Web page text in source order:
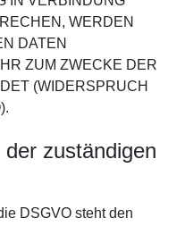
WERDEN
DATEN
ZUM ZWECKE DER
(WIDERSPRUCH
zuständigen
DSGVO steht den